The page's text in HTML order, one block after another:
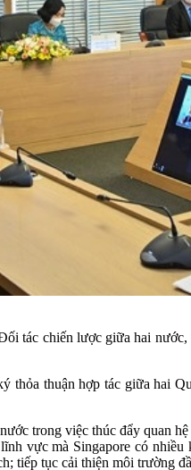
tác chiến lược giữa hai
thuận hợp tác giữa hai
trong việc thúc đẩy quan
vực mà Singapore có
tiếp tục cải thiện môi trường